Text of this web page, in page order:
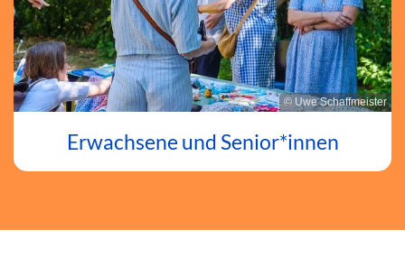
© Uwe Schaffmeister
Erwachsene und Senior*innen